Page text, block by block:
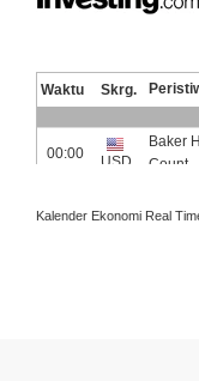
Kalender Ekonomi Real